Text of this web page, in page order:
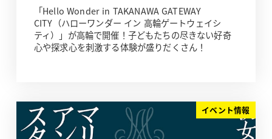
「Hello Wonder in TAKANAWA GATEWAY
CITY（ハローワンダー イン 高輪ゲートウェイシ
ティ）」が高輪で開催！子どもたちの尽きない好奇
心や探求心を刺激する体験が盛りだくさん！
イベント情報